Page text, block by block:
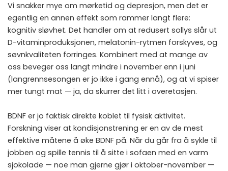
Vi snakker mye om mørketid og depresjon, men det er
egentlig en annen effekt som rammer langt flere:
kognitiv sløvhet. Det handler om at redusert sollys slår ut
D-vitaminproduksjonen, melatonin-rytmen forskyves, og
søvnkvaliteten forringes. Kombinert med at mange av
oss beveger oss langt mindre i november enn i juni
(langrennsesongen er jo ikke i gang ennå), og at vi spiser
mer tungt mat — ja, da skurrer det litt i overetasjen.
BDNF er jo faktisk direkte koblet til fysisk aktivitet.
Forskning viser at kondisjonstrening er en av de mest
effektive måtene å øke BDNF på. Når du går fra å sykle til
jobben og spille tennis til å sitte i sofaen med en varm
sjokolade — noe man gjerne gjør i oktober-november —